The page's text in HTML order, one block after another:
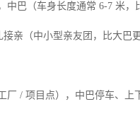
巴（车身长度通常 6-7 米，
亲（中小型亲友团，比大巴
厂 / 项目点），中巴停车、